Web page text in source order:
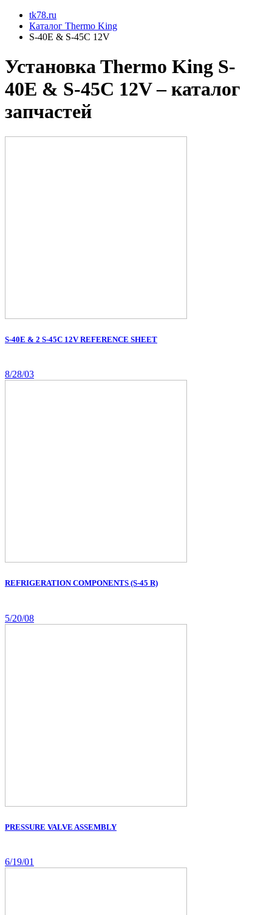
tk78.ru
Каталог Thermo King
S-40E & S-45C 12V
Установкa Thermo King S-
40E & S-45C 12V– каталог
запчастей
S-40E & 2 S-45C 12V REFERENCE SHEET
8/28/03
REFRIGERATION COMPONENTS (S-45 R)
5/20/08
PRESSURE VALVE ASSEMBLY
6/19/01